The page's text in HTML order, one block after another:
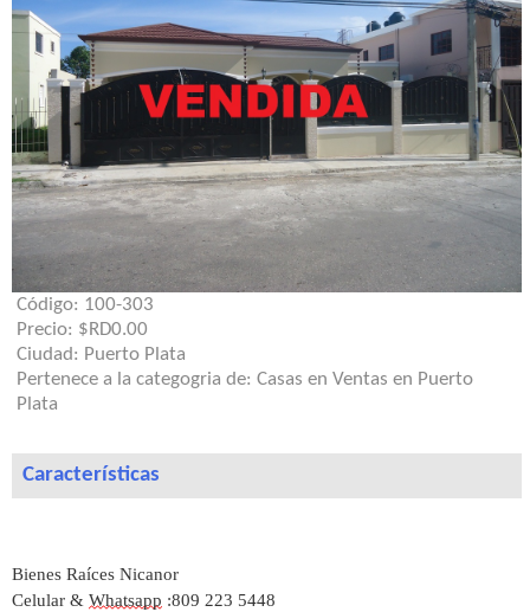
Código: 100-303
Precio: $RD0.00
Ciudad: Puerto Plata
Pertenece a la categogria de:Casas en Ventas en Puerto
Plata
Características
Bienes Raíces Nicanor
Celular &Whatsapp :809 223 5448